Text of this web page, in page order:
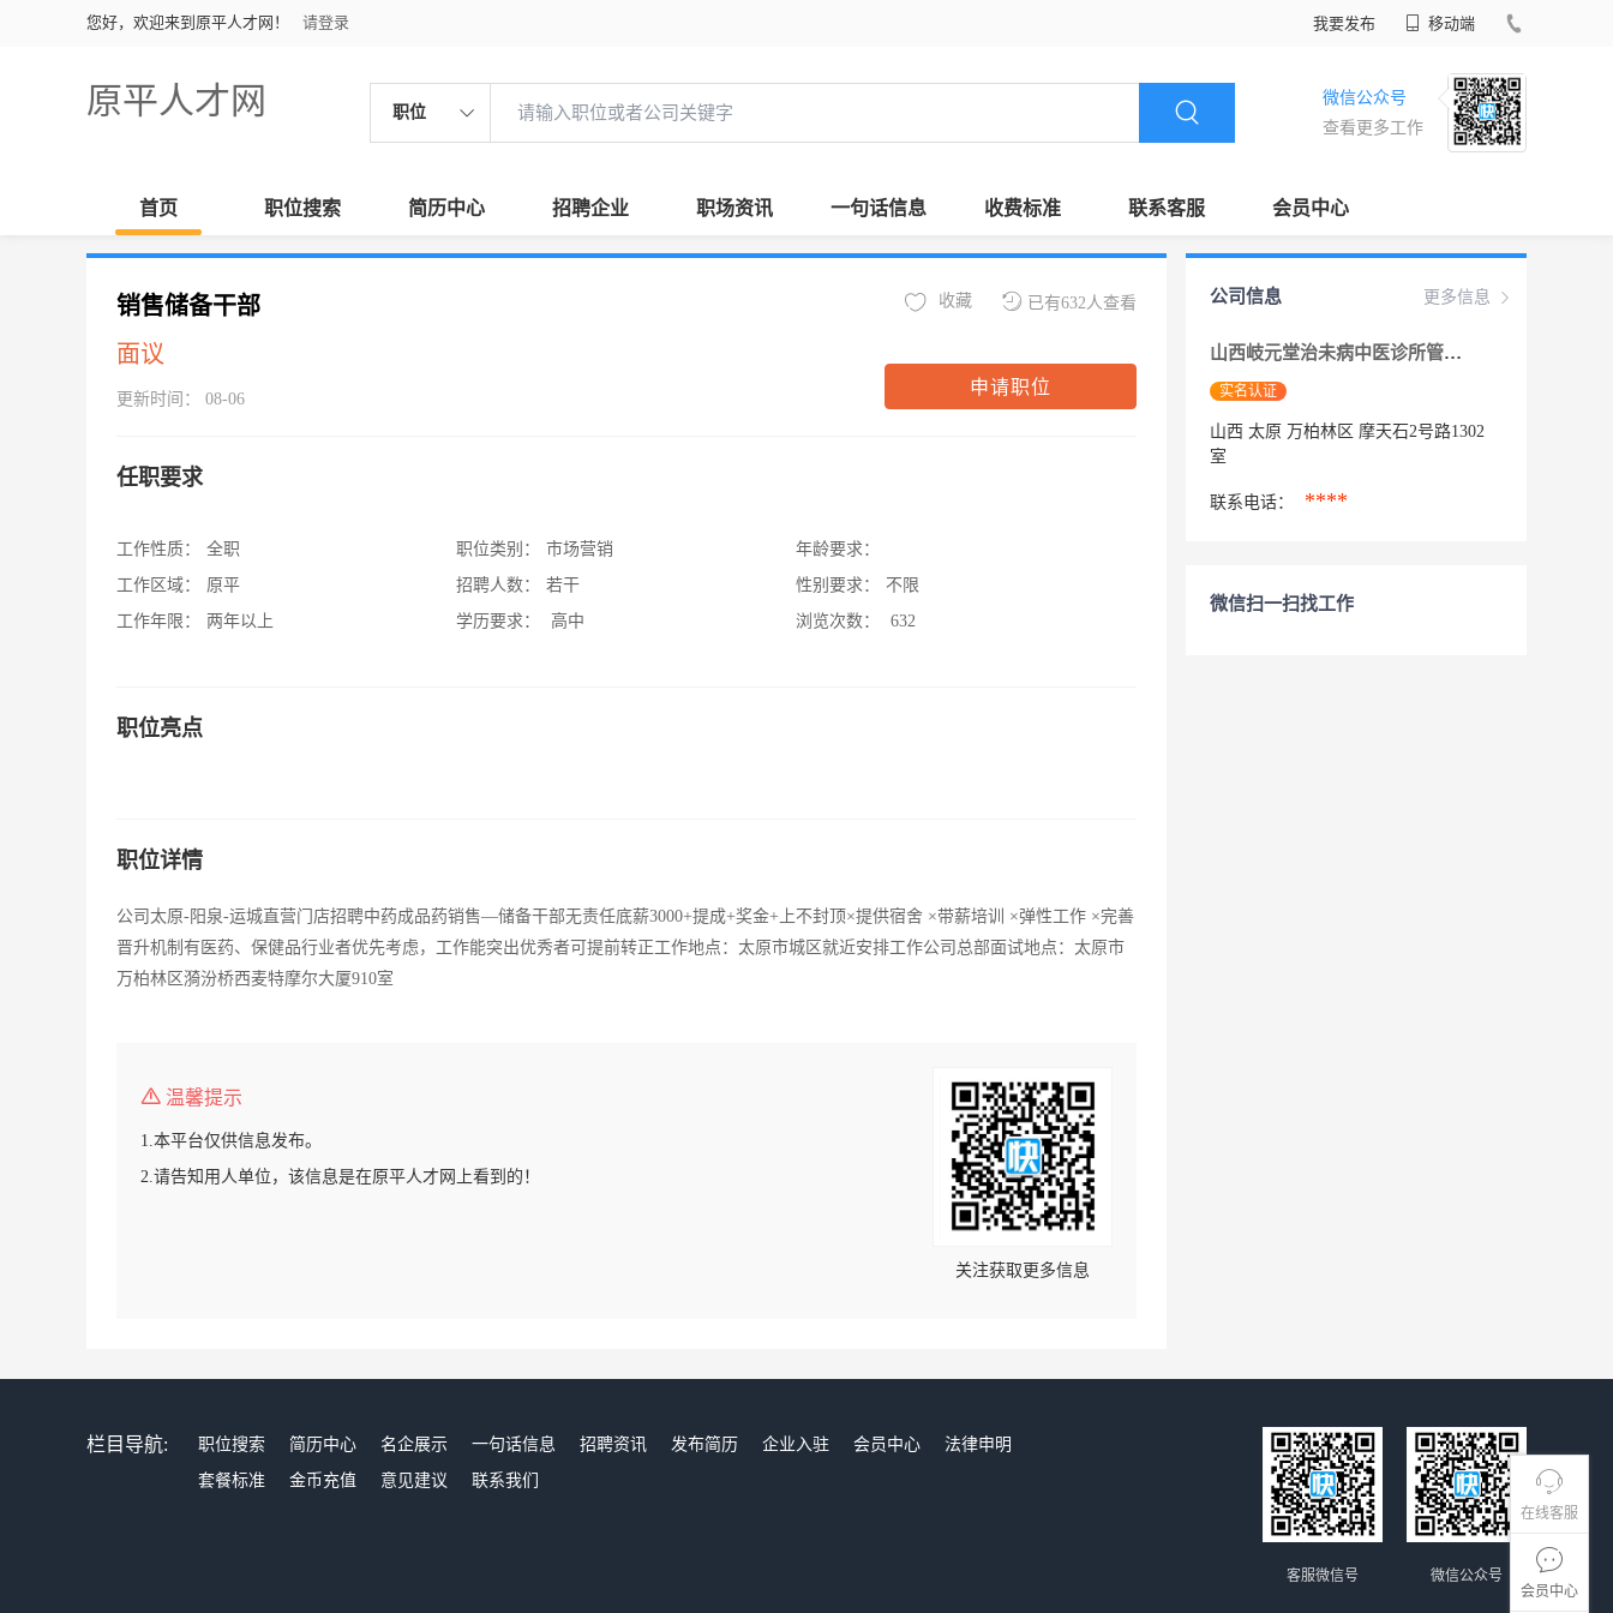
您好，欢迎来到原平人才网！ 请登录 我要发布 移动端
原平人才网 职位
微信公众号
查看更多工作
首页 职位搜索 简历中心 招聘企业 职场资讯 一句话信息 收费标准 联系客服 会员中心
在线客服
会员中心
销售储备干部
面议
更新时间： 08-06
已有632人查看
收藏
申请职位
任职要求
工作性质：
全职
工作区域：
原平
工作年限：
两年以上
职位类别：
市场营销
招聘人数：
若干
学历要求：
高中
年龄要求：
性别要求：
不限
浏览次数：
632
职位亮点
职位详情
公司太原-阳泉-运城直营门店招聘中药成品药销售—储备干部无责任底薪3000+提成+奖金+上不封顶×提供宿舍 ×带薪培训 ×弹性工作 ×完善
晋升机制有医药、保健品行业者优先考虑，工作能突出优秀者可提前转正工作地点：太原市城区就近安排工作公司总部面试地点：太原市
万柏林区漪汾桥西麦特摩尔大厦910室
温馨提示
1.本平台仅供信息发布。
2.请告知用人单位，该信息是在原平人才网上看到的！
关注获取更多信息
更多信息
公司信息
山西岐元堂治未病中医诊所管理有限公司
实名认证
山西 太原 万柏林区 摩天石2号路1302
室
联系电话： ****
微信扫一扫找工作
栏目导航: 职位搜索 简历中心 名企展示 一句话信息 招聘资讯 发布简历 企业入驻 会员中心
法律申明
套餐标准
金币充值 意见建议 联系我们
微信公众号
客服微信号